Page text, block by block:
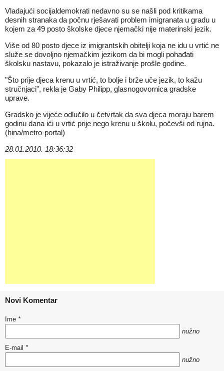
Vladajući socijaldemokrati nedavno su se našli pod kritikama
desnih stranaka da počnu rješavati problem imigranata u gradu u
kojem za 49 posto školske djece njemački nije materinski jezik.
Više od 80 posto djece iz imigrantskih obitelji koja ne idu u vrtić ne
služe se dovoljno njemačkim jezikom da bi mogli pohađati
školsku nastavu, pokazalo je istraživanje prošle godine.
"Što prije djeca krenu u vrtić, to bolje i brže uče jezik, to kažu
stručnjaci", rekla je Gaby Philipp, glasnogovornica gradske
uprave.
Gradsko je vijeće odlučilo u četvrtak da sva djeca moraju barem
godinu dana ići u vrtić prije nego krenu u školu, počevši od rujna.
(hina/metro-portal)
28.01.2010. 18:36:32
Novi Komentar
Ime *
nužno
E-mail *
nužno